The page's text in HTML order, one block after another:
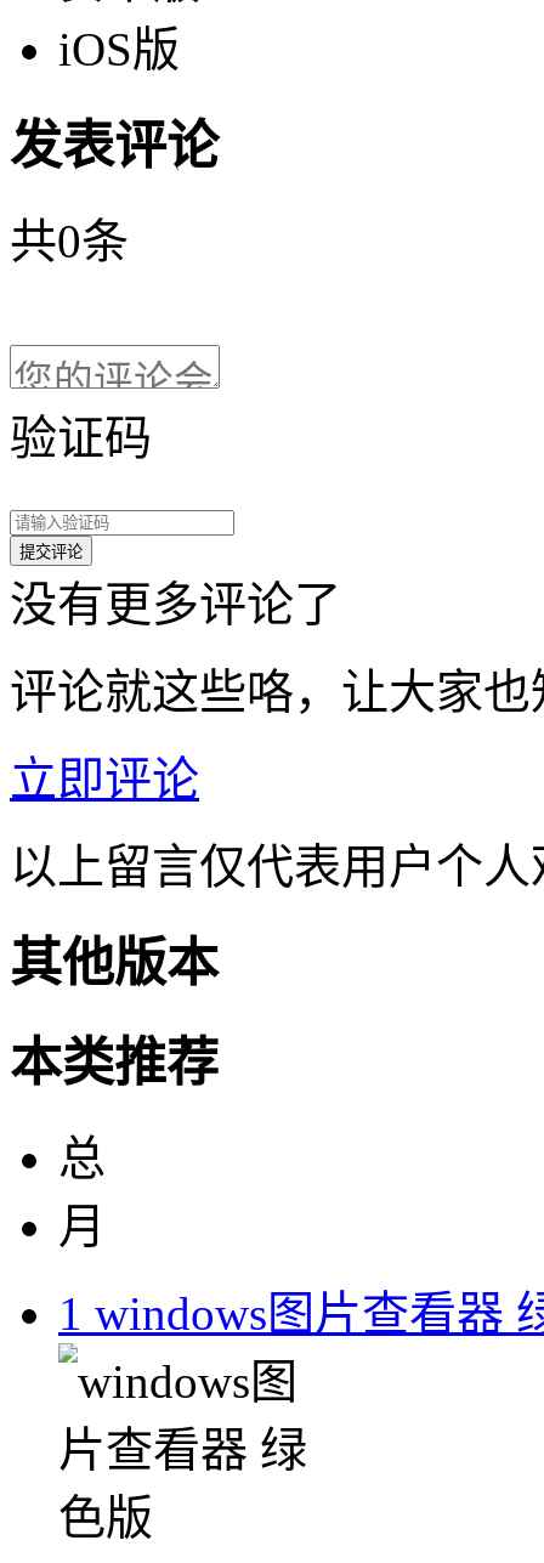
iOS版
发表评论
共0条
验证码
没有更多评论了
评论就这些咯，让大家
立即评论
以上留言仅代表用户个
其他版本
本类推荐
总
月
1 windows图片查看器